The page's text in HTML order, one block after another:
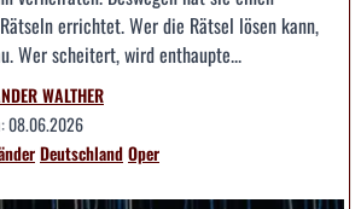
errichtet. Wer die Rätsel lösen kann,
Wer scheitert, wird enthaupte...
WALTHER
08.06.2026
DeutschlandOper